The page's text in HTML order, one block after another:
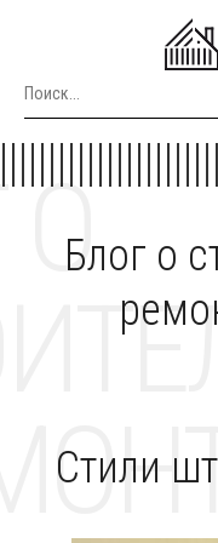
Блог о
О
Стили